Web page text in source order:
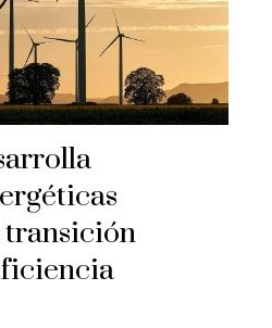
transición